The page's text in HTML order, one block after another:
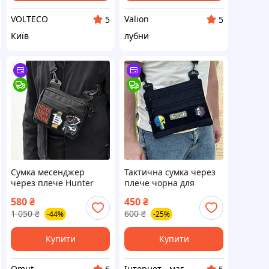
VOLTECO
5
Київ
Valion
5
лубни
Сумка месенджер
через плече Hunter
Оксфорду 1000Д з
велкро панеллю для
патчів і шевронів
барсетка тактична
580₴
1 050 ₴ -44%
Купити
Тактична сумка через
плече чорна для
450₴
600 ₴ -25%
Купити